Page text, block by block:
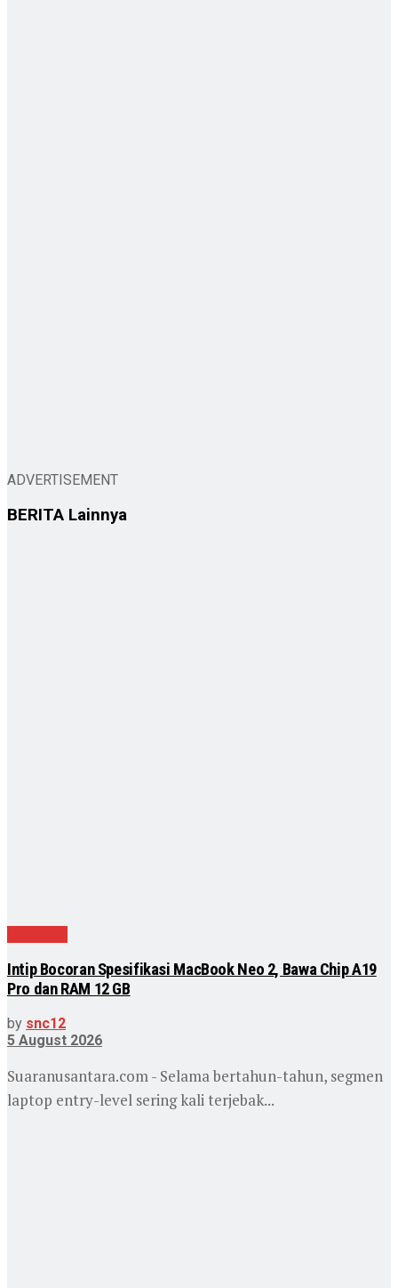
ADVERTISEMENT
BERITA Lainnya
Intip Bocoran Spesifikasi MacBook Neo 2, Bawa Chip A19
Pro dan RAM 12 GB
by snc12
5 August 2026
Suaranusantara.com - Selama bertahun-tahun, segmen
laptop entry-level sering kali terjebak...